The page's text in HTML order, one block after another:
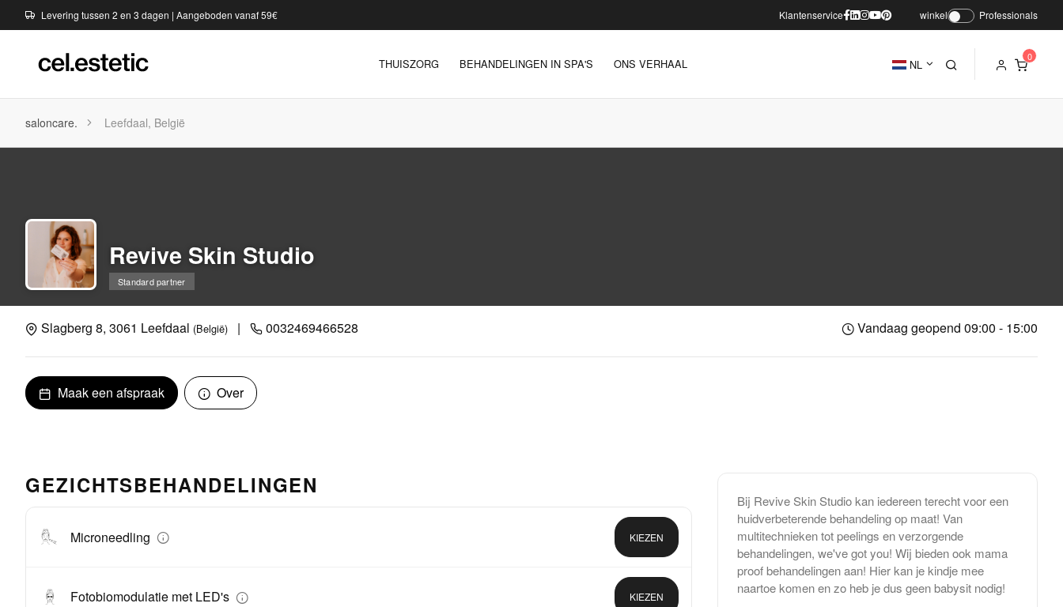
Levering tussen 2 en 3 dagen | Aangeboden vanaf 59€ Klantenservice winkel Professionals
THUISZORG BEHANDELINGEN IN SPA'S ONS VERHAAL NL
saloncare. Leefdaal, België
Revive Skin Studio
Standard partner
Slagberg 8, 3061 Leefdaal (België) | 0032469466528 Vandaag geopend 09:00 - 15:00
Maak een afspraak Over
GEZICHTSBEHANDELINGEN
Microneedling KIEZEN
Fotobiomodulatie met LED's KIEZEN
Bij Revive Skin Studio kan iedereen terecht voor een
huidverbeterende behandeling op maat! Van
multitechnieken tot peelings en verzorgende
behandelingen, we've got you! Wij bieden ook mama
proof behandelingen aan! Hier kan je kindje mee
naartoe komen en zo heb je dus geen babysit nodig!